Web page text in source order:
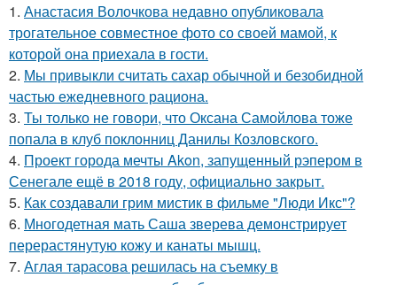
1. Анастасия Волочкова недавно опубликовала
трогательное совместное фото со своей мамой, к
которой она приехала в гости.
2. Мы привыкли считать сахар обычной и безобидной
частью ежедневного рациона.
3. Ты только не говори, что Оксана Самойлова тоже
попала в клуб поклонниц Данилы Козловского.
4. Проект города мечты Akon, запущенный рэпером в
Сенегале ещё в 2018 году, официально закрыт.
5. Как создавали грим мистик в фильме "Люди Икс"?
6. Многодетная мать Саша зверева демонстрирует
перерастянутую кожу и канаты мышц.
7. Аглая тарасова решилась на съемку в